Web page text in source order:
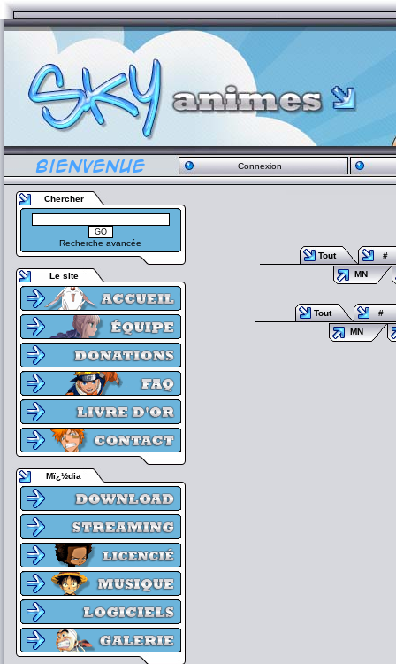
Connexion
Chercher
Recherche avancée
Le site
Mï¿½dia
Tout
#
MN
Tout
#
MN